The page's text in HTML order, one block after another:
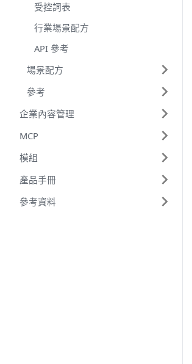
受控詞表
行業場景配方
API 參考
場景配方
參考
企業內容管理
MCP
模組
產品手冊
參考資料